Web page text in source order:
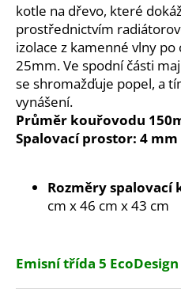
kotle na dřevo, které
prostřednictvím
izolace z kamenné vlny po
25mm.Ve spodní části
se shromažďuje popel, a
vynášení.
Průměr kouřovodu
Spalovací prostor: 4
Rozměry spalovací
cm x 46 cm x 43 cm
Emisní třída 5 EcoDesign
D
o
p
o
r
u
č
KAMNA